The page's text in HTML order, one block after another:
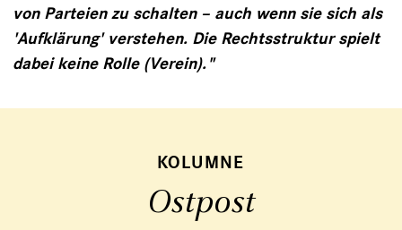
von Parteien zu schalten – auch wenn sie sich als
'Aufklärung' verstehen. Die Rechtsstruktur spielt
dabei keine Rolle (Verein)."
KOLUMNE
Ostpost